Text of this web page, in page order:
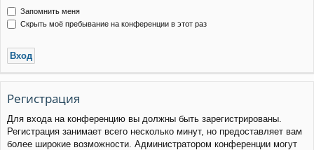
Запомнить меня
Скрыть моё пребывание на конференции в этот раз
Регистрация
Для входа на конференцию вы должны быть зарегистрированы.
Регистрация занимает всего несколько минут, но предоставляет вам
более широкие возможности. Администратором конференции могут